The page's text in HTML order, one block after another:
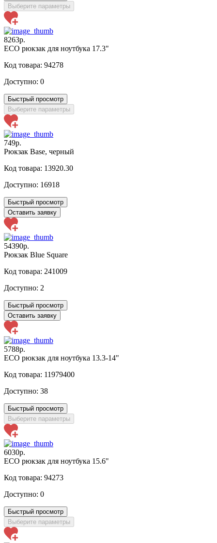
Выберите параметры
8263р.
ECO рюкзак для ноутбука 17.3"
Код товара: 94278
Доступно: 0
Быстрый просмотр
Выберите параметры
749р.
Рюкзак Base, черный
Код товара: 13920.30
Доступно: 16918
Быстрый просмотр
Оставить заявку
54390р.
Рюкзак Blue Square
Код товара: 241009
Доступно: 2
Быстрый просмотр
Оставить заявку
5788р.
ECO рюкзак для ноутбука 13.3-14"
Код товара: 11979400
Доступно: 38
Быстрый просмотр
Выберите параметры
6030р.
ECO рюкзак для ноутбука 15.6"
Код товара: 94273
Доступно: 0
Быстрый просмотр
Выберите параметры